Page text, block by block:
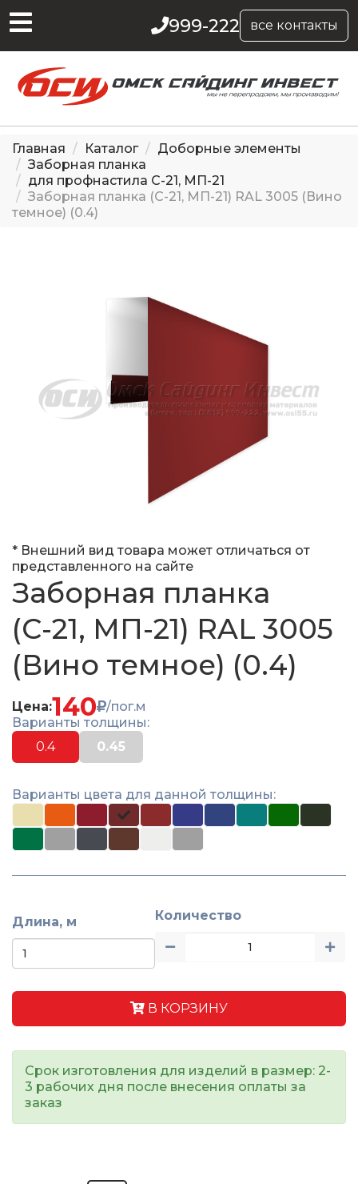
999-222 все контакты
Главная Каталог
Доборные элементы
Заборная планка
для профнастила С-21, МП-21
Заборная планка (С-21, МП-21) RAL 3005 (Вино
темное) (0.4)
* Внешний вид товара может отличаться от
представленного на сайте
Заборная планка
(С-21, МП-21) RAL 3005
(Вино темное) (0.4)
Цена:140
/пог.м
Варианты толщины:
0.4
0.45
Варианты цвета для данной толщины:
Длина, м Количество
В КОРЗИНУ
Срок изготовления для изделий в размер: 2-
3 рабочих дня после внесения оплаты за
заказ